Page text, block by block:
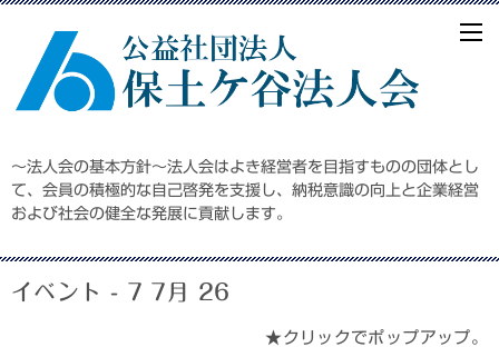
～法人会の基本方針～法人会はよき経営者を目指すものの団体とし
て、会員の積極的な自己啓発を支援し、納税意識の向上と企業経営
および社会の健全な発展に貢献します。
イベント - 7 7月 26
★クリックでポップアップ。